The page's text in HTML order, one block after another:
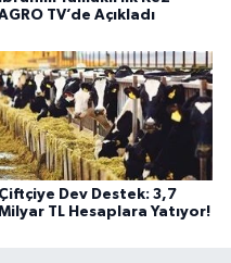
TV’de Açıkladı
Çiftçiye Dev Destek: 3,7
TL Hesaplara Yatıyor!